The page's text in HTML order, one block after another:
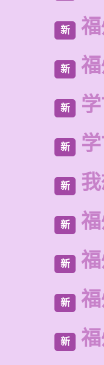
新
新
新
新
新
新
新
新
新